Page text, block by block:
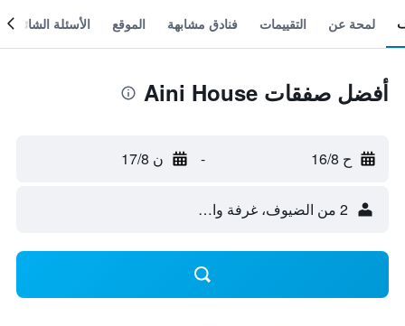
لمحة عن التقييمات فنادق مشابهة الموقع الأسئلة الشائعة
أفضل صفقات Aini House
ح 16/8 - ن 17/8
2 من الضيوف، غرفة واحدة